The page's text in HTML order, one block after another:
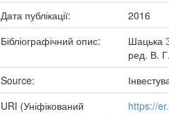
Дата публікації:
2016
Бібліографічний опис:
Шацька
ред. В.
Source:
URI (Уніфікований
https://